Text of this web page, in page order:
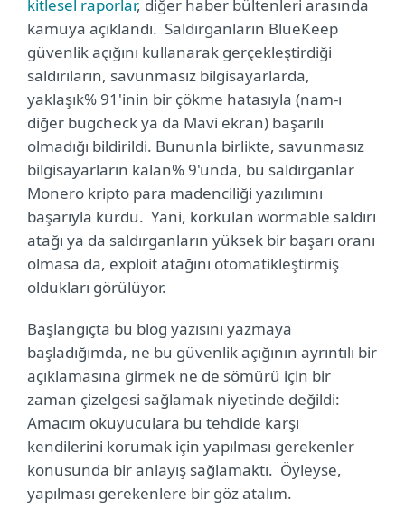
kitlesel raporlar, diğer haber bültenleri arasında
kamuya açıklandı. Saldırganların BlueKeep
güvenlik açığını kullanarak gerçekleştirdiği
saldırıların, savunmasız bilgisayarlarda,
yaklaşık% 91'inin bir çökme hatasıyla (nam-ı
diğer bugcheck ya da Mavi ekran) başarılı
olmadığı bildirildi. Bununla birlikte, savunmasız
bilgisayarların kalan% 9'unda, bu saldırganlar
Monero kripto para madenciliği yazılımını
başarıyla kurdu. Yani, korkulan wormable saldırı
atağı ya da saldırganların yüksek bir başarı oranı
olmasa da, exploit atağını otomatikleştirmiş
oldukları görülüyor.
Başlangıçta bu blog yazısını yazmaya
başladığımda, ne bu güvenlik açığının ayrıntılı bir
açıklamasına girmek ne de sömürü için bir
zaman çizelgesi sağlamak niyetinde değildi:
Amacım okuyuculara bu tehdide karşı
kendilerini korumak için yapılması gerekenler
konusunda bir anlayış sağlamaktı. Öyleyse,
yapılması gerekenlere bir göz atalım.